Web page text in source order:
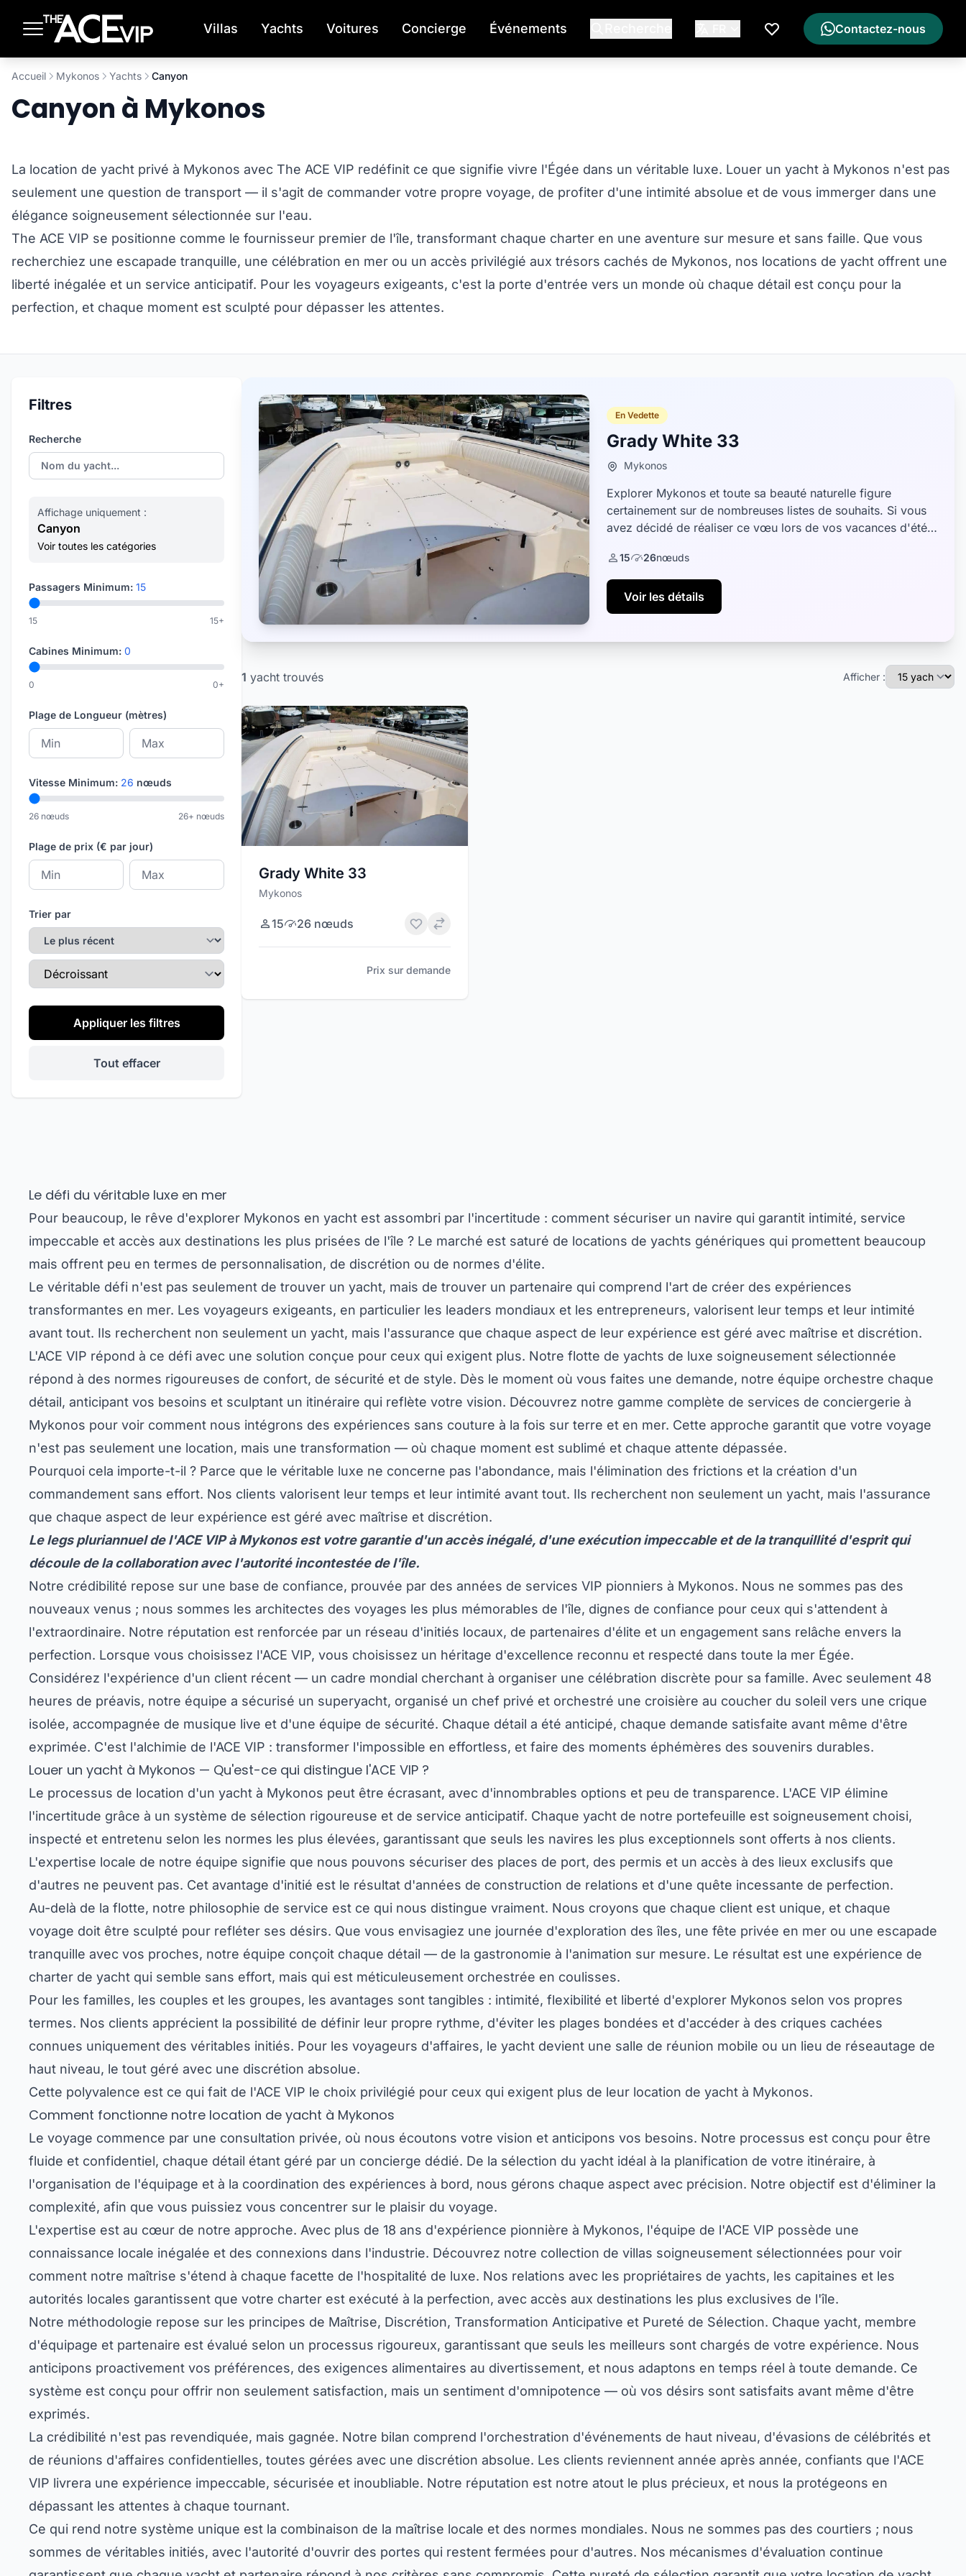
Villas Yachts Voitures Concierge Événements
Ma Liste de Souhaits
Contactez-nous
Accueil Mykonos Yachts Canyon
Canyon à Mykonos
La location de yacht privé à Mykonos avec The ACE VIP redéfinit ce que signifie vivre l'Égée dans un véritable luxe. Louer un yacht à Mykonos n'est pas
seulement une question de transport — il s'agit de commander votre propre voyage, de profiter d'une intimité absolue et de vous immerger dans une
élégance soigneusement sélectionnée sur l'eau.
The ACE VIP se positionne comme le fournisseur premier de l'île, transformant chaque charter en une aventure sur mesure et sans faille. Que vous
recherchiez une escapade tranquille, une célébration en mer ou un accès privilégié aux trésors cachés de Mykonos, nos locations de yacht offrent une
liberté inégalée et un service anticipatif. Pour les voyageurs exigeants, c'est la porte d'entrée vers un monde où chaque détail est conçu pour la
perfection, et chaque moment est sculpté pour dépasser les attentes.
Filtres
Recherche
Affichage uniquement :
Canyon
Voir toutes les catégories
Passagers Minimum: 15
15 15+
Cabines Minimum: 0
0 0+
Plage de Longueur (mètres)
Vitesse Minimum: 26 nœuds
26 nœuds 26+ nœuds
Plage de prix (€ par jour)
Trier par
Direction du tri
Appliquer les filtres
Tout effacer
En Vedette
Grady White 33
Mykonos
Explorer Mykonos et toute sa beauté naturelle figure
certainement sur de nombreuses listes de souhaits. Si vous
avez décidé de réaliser ce vœu lors de vos vacances d'été,
15 26nœuds
Voir les détails
1 yacht trouvés Afficher :
Grady White 33
Mykonos
15 26 nœuds
Prix sur demande
Le défi du véritable luxe en mer
Pour beaucoup, le rêve d'explorer Mykonos en yacht est assombri par l'incertitude : comment sécuriser un navire qui garantit intimité, service
impeccable et accès aux destinations les plus prisées de l'île ? Le marché est saturé de locations de yachts génériques qui promettent beaucoup
mais offrent peu en termes de personnalisation, de discrétion ou de normes d'élite.
Le véritable défi n'est pas seulement de trouver un yacht, mais de trouver un partenaire qui comprend l'art de créer des expériences
transformantes en mer. Les voyageurs exigeants, en particulier les leaders mondiaux et les entrepreneurs, valorisent leur temps et leur intimité
avant tout. Ils recherchent non seulement un yacht, mais l'assurance que chaque aspect de leur expérience est géré avec maîtrise et discrétion.
L'ACE VIP répond à ce défi avec une solution conçue pour ceux qui exigent plus. Notre flotte de yachts de luxe soigneusement sélectionnée
répond à des normes rigoureuses de confort, de sécurité et de style. Dès le moment où vous faites une demande, notre équipe orchestre chaque
détail, anticipant vos besoins et sculptant un itinéraire qui reflète votre vision. Découvrez notre gamme complète de services de conciergerie à
Mykonos pour voir comment nous intégrons des expériences sans couture à la fois sur terre et en mer. Cette approche garantit que votre voyage
n'est pas seulement une location, mais une transformation — où chaque moment est sublimé et chaque attente dépassée.
Pourquoi cela importe-t-il ? Parce que le véritable luxe ne concerne pas l'abondance, mais l'élimination des frictions et la création d'un
commandement sans effort. Nos clients valorisent leur temps et leur intimité avant tout. Ils recherchent non seulement un yacht, mais l'assurance
que chaque aspect de leur expérience est géré avec maîtrise et discrétion.
Le legs pluriannuel de l'ACE VIP à Mykonos est votre garantie d'un accès inégalé, d'une exécution impeccable et de la tranquillité d'esprit qui
découle de la collaboration avec l'autorité incontestée de l'île.
Notre crédibilité repose sur une base de confiance, prouvée par des années de services VIP pionniers à Mykonos. Nous ne sommes pas des
nouveaux venus ; nous sommes les architectes des voyages les plus mémorables de l'île, dignes de confiance pour ceux qui s'attendent à
l'extraordinaire. Notre réputation est renforcée par un réseau d'initiés locaux, de partenaires d'élite et un engagement sans relâche envers la
perfection. Lorsque vous choisissez l'ACE VIP, vous choisissez un héritage d'excellence reconnu et respecté dans toute la mer Égée.
Considérez l'expérience d'un client récent — un cadre mondial cherchant à organiser une célébration discrète pour sa famille. Avec seulement 48
heures de préavis, notre équipe a sécurisé un superyacht, organisé un chef privé et orchestré une croisière au coucher du soleil vers une crique
isolée, accompagnée de musique live et d'une équipe de sécurité. Chaque détail a été anticipé, chaque demande satisfaite avant même d'être
exprimée. C'est l'alchimie de l'ACE VIP : transformer l'impossible en effortless, et faire des moments éphémères des souvenirs durables.
Louer un yacht à Mykonos — Qu'est-ce qui distingue l'ACE VIP ?
Le processus de location d'un yacht à Mykonos peut être écrasant, avec d'innombrables options et peu de transparence. L'ACE VIP élimine
l'incertitude grâce à un système de sélection rigoureuse et de service anticipatif. Chaque yacht de notre portefeuille est soigneusement choisi,
inspecté et entretenu selon les normes les plus élevées, garantissant que seuls les navires les plus exceptionnels sont offerts à nos clients.
L'expertise locale de notre équipe signifie que nous pouvons sécuriser des places de port, des permis et un accès à des lieux exclusifs que
d'autres ne peuvent pas. Cet avantage d'initié est le résultat d'années de construction de relations et d'une quête incessante de perfection.
Au-delà de la flotte, notre philosophie de service est ce qui nous distingue vraiment. Nous croyons que chaque client est unique, et chaque
voyage doit être sculpté pour refléter ses désirs. Que vous envisagiez une journée d'exploration des îles, une fête privée en mer ou une escapade
tranquille avec vos proches, notre équipe conçoit chaque détail — de la gastronomie à l'animation sur mesure. Le résultat est une expérience de
charter de yacht qui semble sans effort, mais qui est méticuleusement orchestrée en coulisses.
Pour les familles, les couples et les groupes, les avantages sont tangibles : intimité, flexibilité et liberté d'explorer Mykonos selon vos propres
termes. Nos clients apprécient la possibilité de définir leur propre rythme, d'éviter les plages bondées et d'accéder à des criques cachées
connues uniquement des véritables initiés. Pour les voyageurs d'affaires, le yacht devient une salle de réunion mobile ou un lieu de réseautage de
haut niveau, le tout géré avec une discrétion absolue.
Cette polyvalence est ce qui fait de l'ACE VIP le choix privilégié pour ceux qui exigent plus de leur location de yacht à Mykonos.
Comment fonctionne notre location de yacht à Mykonos
Le voyage commence par une consultation privée, où nous écoutons votre vision et anticipons vos besoins. Notre processus est conçu pour être
fluide et confidentiel, chaque détail étant géré par un concierge dédié. De la sélection du yacht idéal à la planification de votre itinéraire, à
l'organisation de l'équipage et à la coordination des expériences à bord, nous gérons chaque aspect avec précision. Notre objectif est d'éliminer la
complexité, afin que vous puissiez vous concentrer sur le plaisir du voyage.
L'expertise est au cœur de notre approche. Avec plus de 18 ans d'expérience pionnière à Mykonos, l'équipe de l'ACE VIP possède une
connaissance locale inégalée et des connexions dans l'industrie. Découvrez notre collection de villas soigneusement sélectionnées pour voir
comment notre maîtrise s'étend à chaque facette de l'hospitalité de luxe. Nos relations avec les propriétaires de yachts, les capitaines et les
autorités locales garantissent que votre charter est exécuté à la perfection, avec accès aux destinations les plus exclusives de l'île.
Notre méthodologie repose sur les principes de Maîtrise, Discrétion, Transformation Anticipative et Pureté de Sélection. Chaque yacht, membre
d'équipage et partenaire est évalué selon un processus rigoureux, garantissant que seuls les meilleurs sont chargés de votre expérience. Nous
anticipons proactivement vos préférences, des exigences alimentaires au divertissement, et nous adaptons en temps réel à toute demande. Ce
système est conçu pour offrir non seulement satisfaction, mais un sentiment d'omnipotence — où vos désirs sont satisfaits avant même d'être
exprimés.
La crédibilité n'est pas revendiquée, mais gagnée. Notre bilan comprend l'orchestration d'événements de haut niveau, d'évasions de célébrités et
de réunions d'affaires confidentielles, toutes gérées avec une discrétion absolue. Les clients reviennent année après année, confiants que l'ACE
VIP livrera une expérience impeccable, sécurisée et inoubliable. Notre réputation est notre atout le plus précieux, et nous la protégeons en
dépassant les attentes à chaque tournant.
Ce qui rend notre système unique est la combinaison de la maîtrise locale et des normes mondiales. Nous ne sommes pas des courtiers ; nous
sommes de véritables initiés, avec l'autorité d'ouvrir des portes qui restent fermées pour d'autres. Nos mécanismes d'évaluation continue